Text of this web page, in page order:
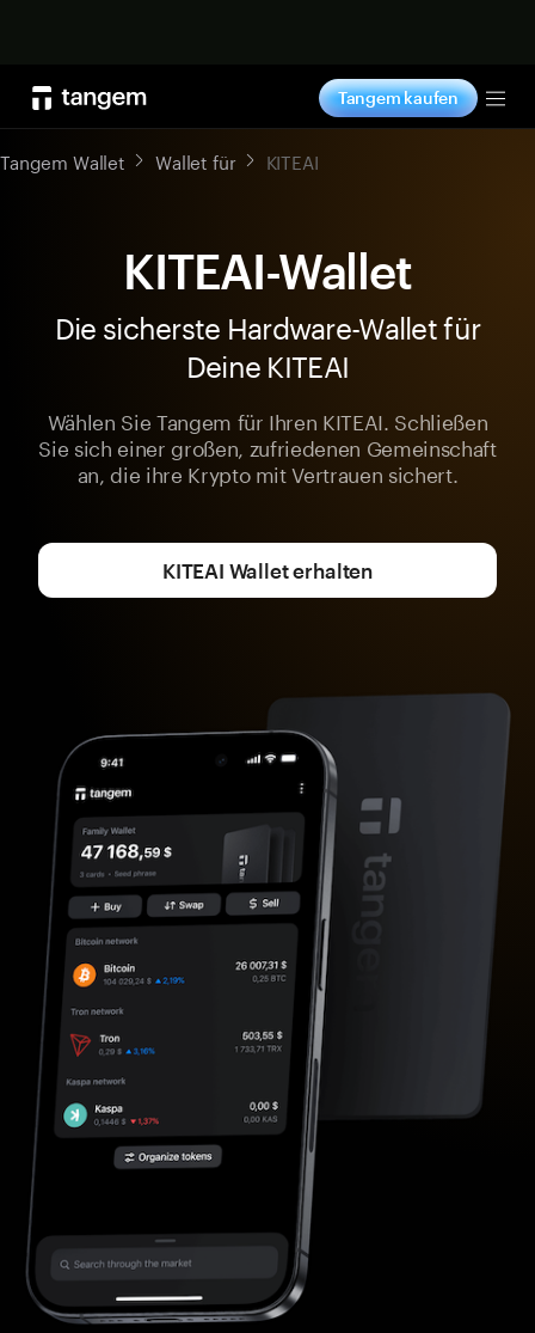
Tangem kaufen
Tangem Wallet Wallet für KITEAI
KITEAI-Wallet
Die sicherste Hardware-Wallet für
Deine KITEAI
Wählen Sie Tangem für Ihren KITEAI. Schließen
Sie sich einer großen, zufriedenen Gemeinschaft
an, die ihre Krypto mit Vertrauen sichert.
KITEAI Wallet erhalten